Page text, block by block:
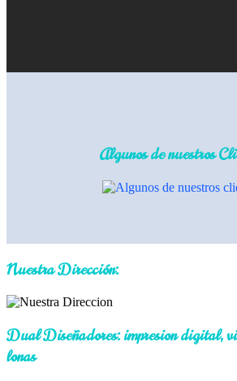
Algunos de nuestros
Nuestra Dirección:
Dual Diseñadores: impresion digital,
lonas